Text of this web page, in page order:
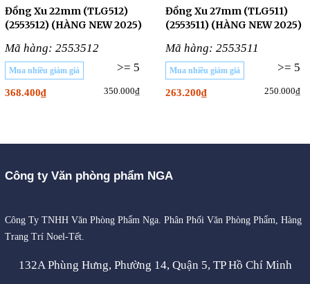
Đồng Xu 22mm (TLG512)
(2553512) (HÀNG NEW 2025)
Mã hàng: 2553512
>= 5
Mua nhiều giảm giá
368.400₫ 350.000₫
Đồng Xu 27mm (TLG511)
(2553511) (HÀNG NEW 2025)
Mã hàng: 2553511
>= 5
Mua nhiều giảm giá
263.200₫ 250.000₫
Công ty Văn phòng phẩm NGA
Công Ty TNHH Văn Phòng Phẩm Nga. Phân Phối Văn Phòng Phẩm, Hàng
Trang Trí Noel-Tết.
132A Phùng Hưng, Phường 14, Quận 5, TP Hồ Chí Minh